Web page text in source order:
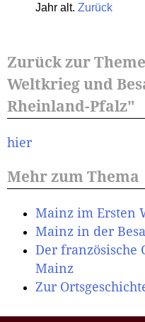
Jahr alt. Zurück
Zurück zur
Weltkrieg und
Rheinland-Pfalz"
hier
Mehr zum Thema
Mainz im Ersten
Mainz in der
Der französische
Mainz
Zur